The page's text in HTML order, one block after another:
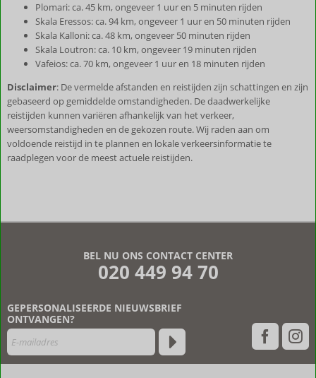
Plomari: ca. 45 km, ongeveer 1 uur en 5 minuten rijden
Skala Eressos: ca. 94 km, ongeveer 1 uur en 50 minuten rijden
Skala Kalloni: ca. 48 km, ongeveer 50 minuten rijden
Skala Loutron: ca. 10 km, ongeveer 19 minuten rijden
Vafeios: ca. 70 km, ongeveer 1 uur en 18 minuten rijden
Disclaimer: De vermelde afstanden en reistijden zijn schattingen en zijn
gebaseerd op gemiddelde omstandigheden. De daadwerkelijke
reistijden kunnen variëren afhankelijk van het verkeer,
weersomstandigheden en de gekozen route. Wij raden aan om
voldoende reistijd in te plannen en lokale verkeersinformatie te
raadplegen voor de meest actuele reistijden.
na
hun
verblijf
in
BEL NU ONS CONTACT CENTER
020 449 94 70
GEPERSONALISEERDE NIEUWSBRIEF
ONTVANGEN?